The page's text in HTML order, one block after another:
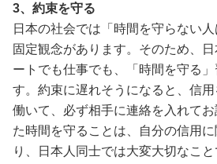
3、約束を守る
日本の社会では「時間を守らない
固定観念があります。そのため、
ートでも仕事でも、「時間を守る
す。約束に遅れそうになると、信
働いて、必ず相手に連絡を入れて
た時間を守ることは、自分の信用
り、日本人同士では大変大切なこ